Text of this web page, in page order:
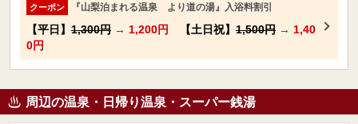
クーポン 『山梨泊まれる温泉 より道の湯』入浴料割引
【平日】 1,300円 → 1,200円 【土日祝】 1,500円 → 1,40
0円
周辺の温泉・日帰り温泉・スーパー銭湯